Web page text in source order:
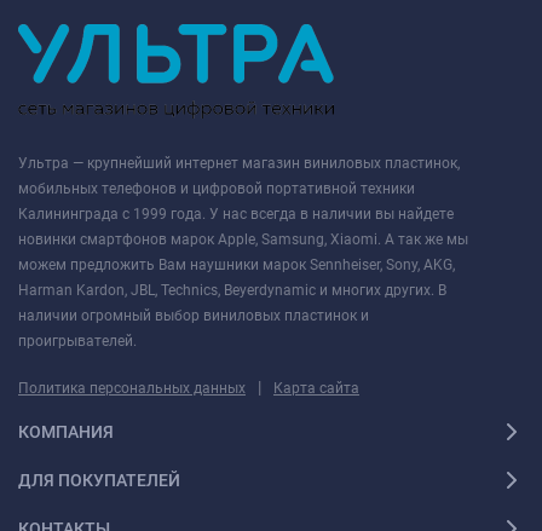
Ультра — крупнейший интернет магазин виниловых пластинок,
мобильных телефонов и цифровой портативной техники
Калининграда с 1999 года. У нас всегда в наличии вы найдете
новинки смартфонов марок Apple, Samsung, Xiaomi. А так же мы
можем предложить Вам наушники марок Sennheiser, Sony, AKG,
Harman Kardon, JBL, Technics, Beyerdynamic и многих других. В
наличии огромный выбор виниловых пластинок и
проигрывателей.
Политика персональных данных | Карта сайта
КОМПАНИЯ
ДЛЯ ПОКУПАТЕЛЕЙ